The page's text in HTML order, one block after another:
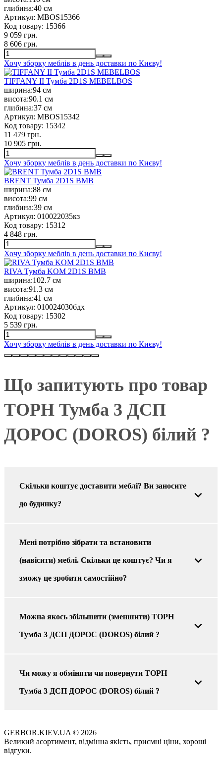
глибина:40 см
Артикул: MBOS15366
Код товару: 15366
9 059 грн.
8 606 грн.
Хочу зборку меблів в день доставки по Києву!
TIFFANY II Тумба 2D1S MEBELBOS
ширина:94 см
висота:90.1 см
глибина:37 см
Артикул: MBOS15342
Код товару: 15342
11 479 грн.
10 905 грн.
Хочу зборку меблів в день доставки по Києву!
BRENT Тумба 2D1S ВМВ
ширина:88 см
висота:99 см
глибина:39 см
Артикул: 010022035кз
Код товару: 15312
4 848 грн.
Хочу зборку меблів в день доставки по Києву!
RIVA Тумба KOM 2D1S ВМВ
ширина:102.7 см
висота:91.3 см
глибина:41 см
Артикул: 010024030бдх
Код товару: 15302
5 539 грн.
Хочу зборку меблів в день доставки по Києву!
Що запитують про товар
ТОРН Тумба 3 ДСП
ДОРОС (DOROS) білий ?
Скільки коштує доставити меблі? Ви заносите
до будинку?
Мені потрібно зібрати та встановити
(навісити) меблі. Скільки це коштує? Чи я
зможу це зробити самостійно?
Можна якось збільшити (зменшити) ТОРН
Тумба 3 ДСП ДОРОС (DOROS) білий ?
Чи можу я обміняти чи повернути ТОРН
Тумба 3 ДСП ДОРОС (DOROS) білий ?
GERBOR.KIEV.UA © 2026
Великий асортимент, відмінна якість, приємні ціни, хороші
відгуки.